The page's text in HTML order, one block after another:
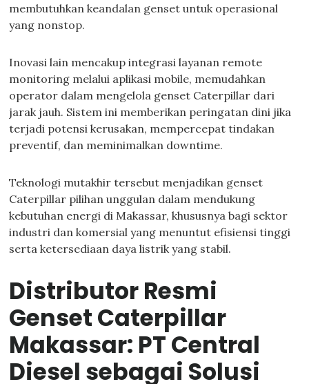
membutuhkan keandalan genset untuk operasional
yang nonstop.
Inovasi lain mencakup integrasi layanan remote
monitoring melalui aplikasi mobile, memudahkan
operator dalam mengelola genset Caterpillar dari
jarak jauh. Sistem ini memberikan peringatan dini jika
terjadi potensi kerusakan, mempercepat tindakan
preventif, dan meminimalkan downtime.
Teknologi mutakhir tersebut menjadikan genset
Caterpillar pilihan unggulan dalam mendukung
kebutuhan energi di Makassar, khususnya bagi sektor
industri dan komersial yang menuntut efisiensi tinggi
serta ketersediaan daya listrik yang stabil.
Distributor Resmi
Genset Caterpillar
Makassar: PT Central
Diesel sebagai Solusi